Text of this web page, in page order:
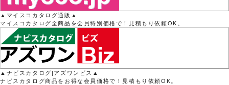
▲マイスコカタログ通販▲
マイスコカタログ全商品を会員特別価格で！見積もり依頼OK。
▲ナビスカタログ|アズワンビス▲
ナビスカタログ商品をお得な会員価格で！見積もり依頼OK。